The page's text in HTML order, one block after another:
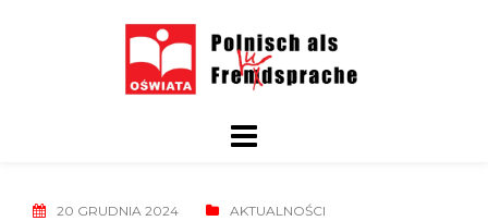
20 GRUDNIA 2024 AKTUALNOŚCI